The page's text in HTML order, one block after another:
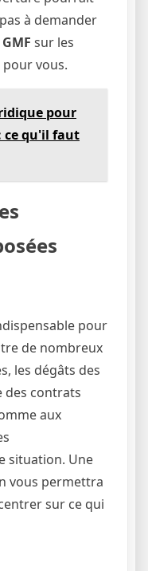
à demander
sur les
vous.
pour
ce qu'il faut
pour
de nombreux
les dégâts des
des contrats
aux
situation. Une
vous permettra
sur ce qui